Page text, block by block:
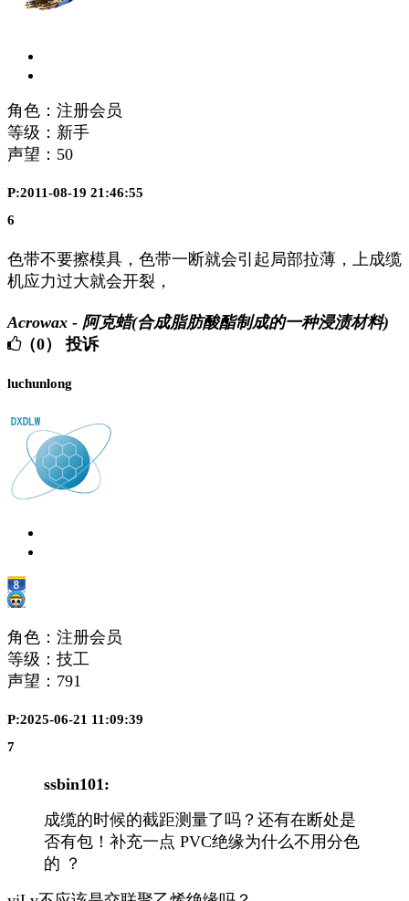
角色：注册会员
等级：新手
声望： 50
P:2011-08-19 21:46:55
6
色带不要擦模具，色带一断就会引起局部拉薄，上成缆
机应力过大就会开裂，
Acrowax - 阿克蜡(合成脂肪酸酯制成的一种浸渍材料)
（0）
投诉
luchunlong
角色：注册会员
等级：技工
声望： 791
P:2025-06-21 11:09:39
7
ssbin101:
成缆的时候的截距测量了吗？还有在断处是
否有包！补充一点 PVC绝缘为什么不用分色
的 ？